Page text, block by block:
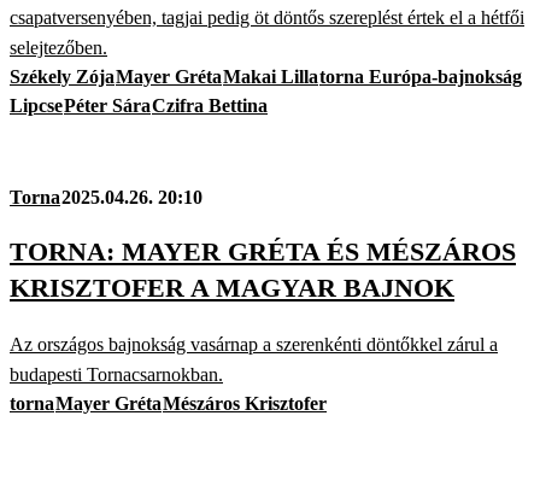
csapatversenyében, tagjai pedig öt döntős szereplést értek el a hétfői
selejtezőben.
Székely ZójaMayer GrétaMakai Lillatorna Európa-bajnokság
LipcsePéter SáraCzifra Bettina
Torna2025.04.26. 20:10
TORNA: MAYER GRÉTA ÉS MÉSZÁROS
KRISZTOFER A MAGYAR BAJNOK
Az országos bajnokság vasárnap a szerenkénti döntőkkel zárul a
budapesti Tornacsarnokban.
tornaMayer GrétaMészáros Krisztofer